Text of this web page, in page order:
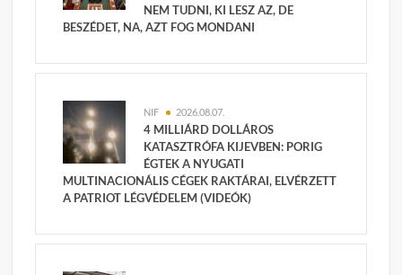
NEM TUDNI, KI LESZ AZ, DE
BESZÉDET, NA, AZT FOG MONDANI
NIF 2026.08.07.
4 MILLIÁRD DOLLÁROS
KATASZTRÓFA KIJEVBEN: PORIG
ÉGTEK A NYUGATI
MULTINACIONÁLIS CÉGEK RAKTÁRAI, ELVÉRZETT
A PATRIOT LÉGVÉDELEM (VIDEÓK)